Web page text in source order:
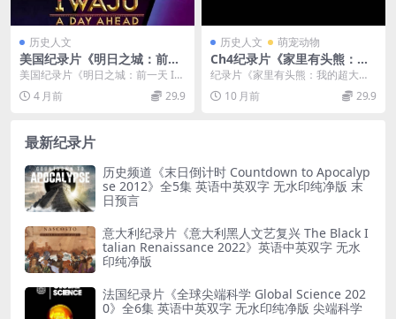
历史人文
美国纪录片《明日之城：前一
天 Iwájú: A Day Ahead 202
4》英语中英双字 无水印纯净
版 1080P/MKV/3.59G 迪斯尼
美国纪录片《明日之城：前一天 Iw
ájú: A Day Ahead 2024》介...
4 月前 29.9
历史人文 萌宠动物
Ch4纪录片《家里有头熊：我
的超大宠物 Bear About the
House Living with My Supe
rsized Pet 2017》英语英字 7
纪录片《家里有头熊：我的超大宠
物》（Bear About the House: ...
10 月前 29.9
最新纪录片
历史频道《末日倒计时 Countdown to Apocalyp
se 2012》全5集 英语中英双字 无水印纯净版 末
日预言
意大利纪录片《意大利黑人文艺复兴 The Black I
talian Renaissance 2022》英语中英双字 无水
印纯净版
法国纪录片《全球尖端科学 Global Science 202
0》全6集 英语中英双字 无水印纯净版 尖端科学